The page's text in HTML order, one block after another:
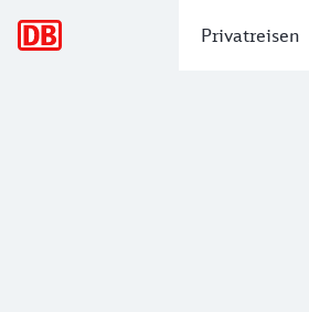
Privatreisen